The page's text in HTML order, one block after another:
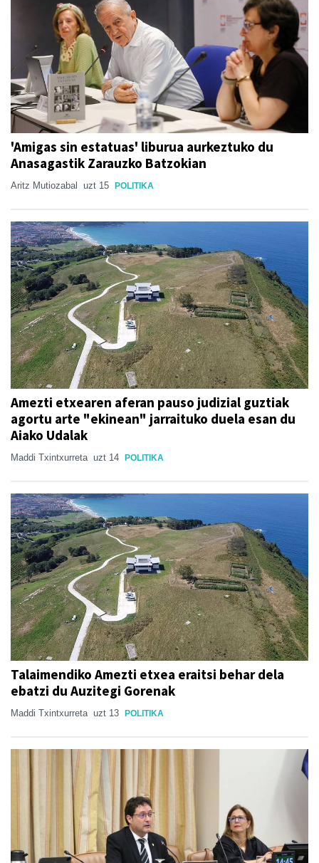
'Amigas sin estatuas' liburua aurkeztuko du
Anasagastik Zarauzko Batzokian
Aritz Mutiozabal uzt 15 POLITIKA
Amezti etxearen aferan pauso judizial guztiak
agortu arte "ekinean" jarraituko duela esan du
Aiako Udalak
Maddi Txintxurreta uzt 14 POLITIKA
Talaimendiko Amezti etxea eraitsi behar dela
ebatzi du Auzitegi Gorenak
Maddi Txintxurreta uzt 13 POLITIKA